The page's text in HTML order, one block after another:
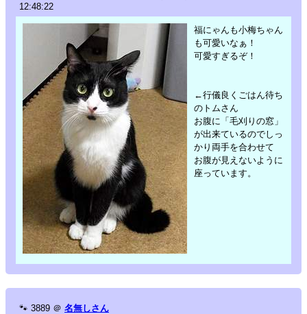
12:48:22
福にゃんも小梅ちゃん
も可愛いなぁ！
可愛すぎるぞ！
←行儀良くごはん待ち
のトムさん
お腹に「毛刈りの窓」
が出来ているのでしっ
かり両手を合わせて
お腹が見えないように
座っています。
🐾 3889 ＠ 名無しさん